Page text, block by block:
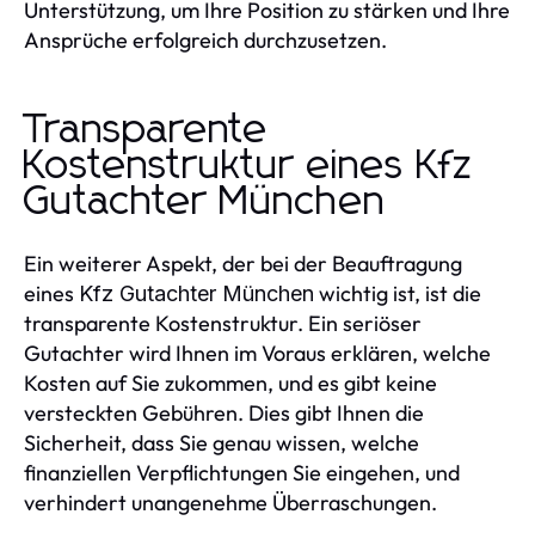
Unterstützung, um Ihre Position zu stärken und Ihre
Ansprüche erfolgreich durchzusetzen.
Transparente
Kostenstruktur eines Kfz
Gutachter München
Ein weiterer Aspekt, der bei der Beauftragung
eines Kfz Gutachter München wichtig ist, ist die
transparente Kostenstruktur. Ein seriöser
Gutachter wird Ihnen im Voraus erklären, welche
Kosten auf Sie zukommen, und es gibt keine
versteckten Gebühren. Dies gibt Ihnen die
Sicherheit, dass Sie genau wissen, welche
finanziellen Verpflichtungen Sie eingehen, und
verhindert unangenehme Überraschungen.